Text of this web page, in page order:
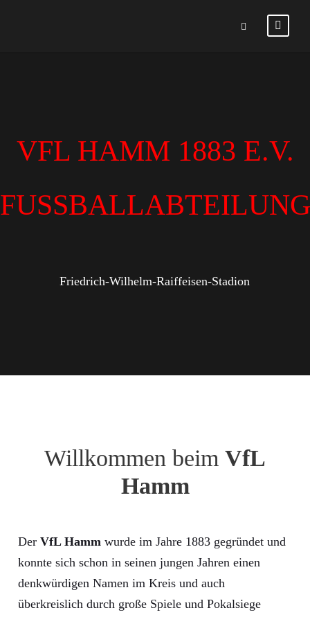
VFL HAMM 1883 E.V.
FUSSBALLABTEILUNG
Friedrich-Wilhelm-Raiffeisen-Stadion
Willkommen beim VfL
Hamm
Der VfL Hamm wurde im Jahre 1883 gegründet und
konnte sich schon in seinen jungen Jahren einen
denkwürdigen Namen im Kreis und auch
überkreislich durch große Spiele und Pokalsiege